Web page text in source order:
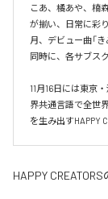
こあ、橘あや、楠
が揃い、日常に彩
月、デビュー曲「
同時に、各サブス
11月16日には東京
界共通言語で全世
を生み出すHAPPY
HAPPY CREATORS